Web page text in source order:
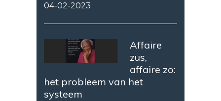
04-02-2023
Affaire
zus,
affaire zo:
het probleem van het
systeem